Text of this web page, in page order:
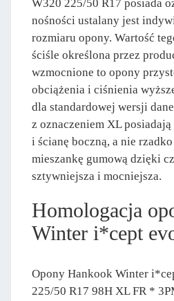
W320 225/50 R17 posiada
nośności ustalany jest
rozmiaru opony. Wartość
ściśle określona przez
wzmocnione to opony
obciążenia i ciśnienia
dla standardowej wersji
z oznaczeniem XL
i ścianę boczną, a nie
mieszankę gumową dzięki
sztywniejsza i mocniejsza.
Homologacja
Winter i*cept
Opony Hankook Winter
225/50 R17 98H XL FR *